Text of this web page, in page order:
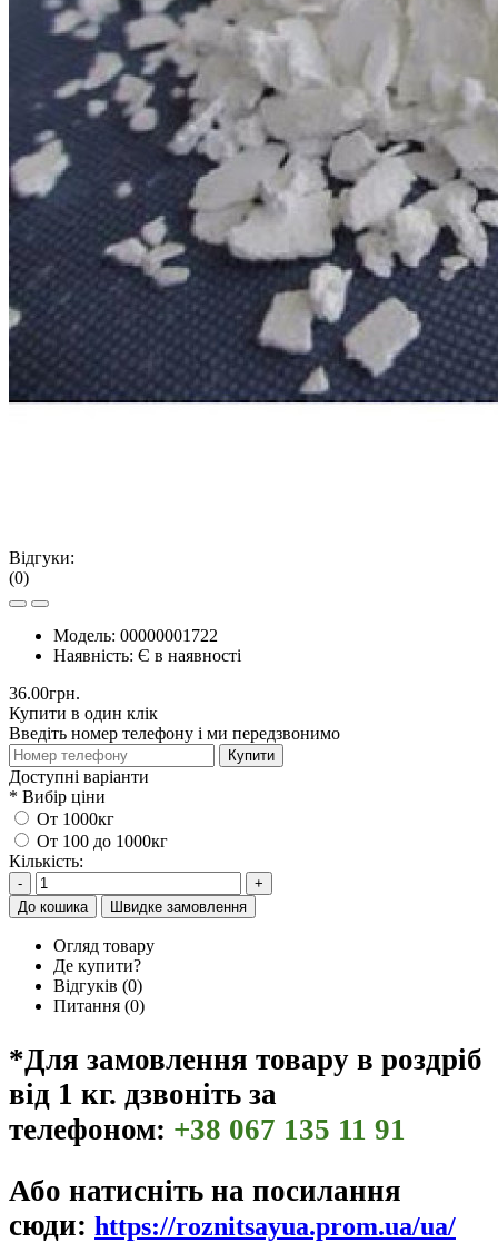
Відгуки:
(0)
Модель: 00000001722
Наявність: Є в наявності
36.00грн.
Купити в один клік
Введіть номер телефону і ми передзвонимо
Купити
Доступні варіанти
* Вибір ціни
От 1000кг
От 100 до 1000кг
Кількість:
-
+
До кошика
Швидке замовлення
Огляд товару
Де купити?
Відгуків (0)
Питання (0)
*Для замовлення товару в роздріб
від 1 кг. дзвоніть за
телефоном: +38 067 135 11 91
Або натисніть на посилання
сюди: https://roznitsayua.prom.ua/ua/